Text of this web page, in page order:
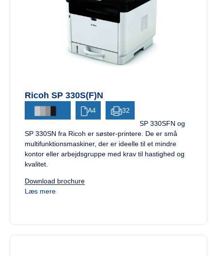
Ricoh SP 330S(F)N
A4
32
SP 330SFN og
SP 330SN fra Ricoh er søster-printere. De er små
multifunktionsmaskiner, der er ideelle til et mindre
kontor eller arbejdsgruppe med krav til hastighed og
kvalitet.
Download brochure
Læs mere